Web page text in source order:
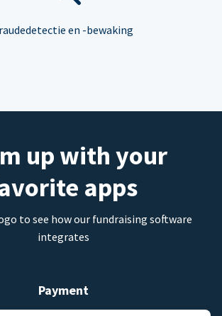
en -bewaking
up with your
apps
to see how our fundraising software
integrates
Payment